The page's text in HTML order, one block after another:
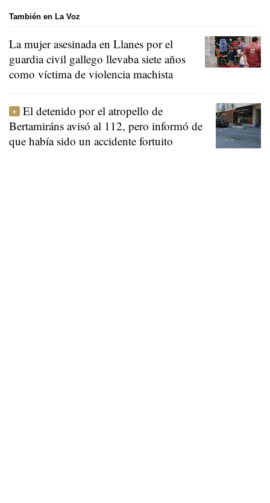
También en La Voz
La mujer asesinada en Llanes por el
guardia civil gallego llevaba siete años
como víctima de violencia machista
El detenido por el atropello de
Bertamiráns avisó al 112, pero informó de
que había sido un accidente fortuito